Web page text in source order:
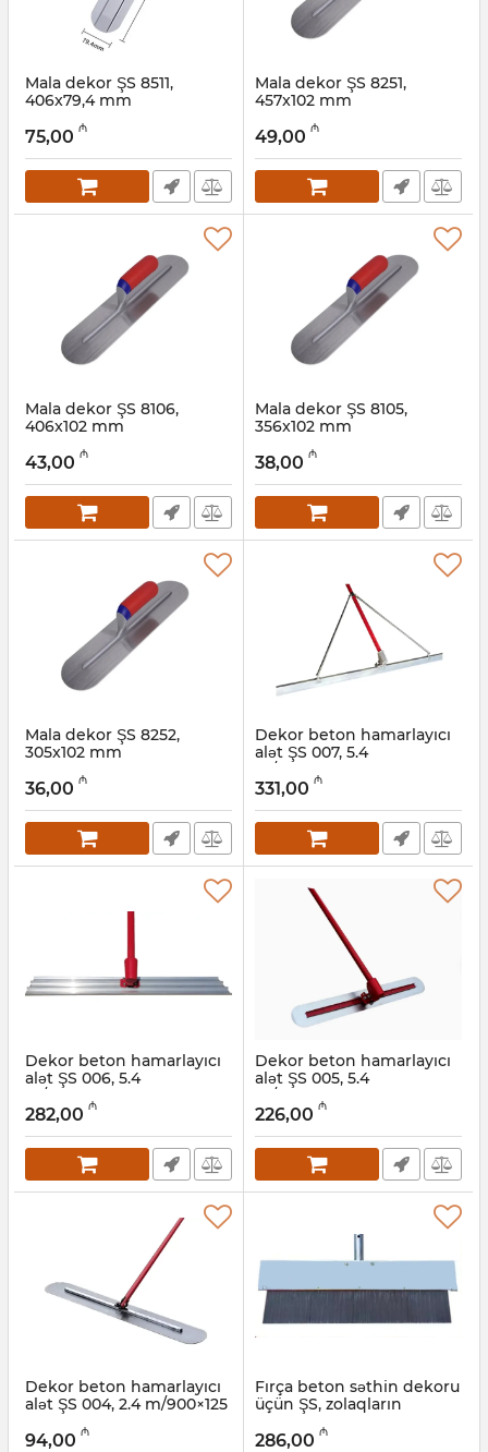
Mala dekor ŞS 8511,
406x79,4 mm
049001012
75,00 ₼
Mala dekor ŞS 8251,
457x102 mm
049001011
49,00 ₼
Mala dekor ŞS 8106,
406x102 mm
049001010
43,00 ₼
Mala dekor ŞS 8105,
356x102 mm
049001009
38,00 ₼
Mala dekor ŞS 8252,
305x102 mm
049001008
36,00 ₼
Dekor beton hamarlayıcı
alət ŞS 007, 5.4
m/3000x100 mm
Artikul: 049001007
331,00 ₼
Dekor beton hamarlayıcı
alət ŞS 006, 5.4
m/1200x200 mm
Artikul: 049001006
282,00 ₼
Dekor beton hamarlayıcı
alət ŞS 005, 5.4
m/1200×300 mm
Artikul: 049001005
226,00 ₼
Dekor beton hamarlayıcı
alət ŞS 004, 2.4 m/900×125
Artikul: 049001004
94,00 ₼
Fırça beton səthin dekoru
üçün ŞS, zolaqların
Artikul: 049001003
286,00 ₼